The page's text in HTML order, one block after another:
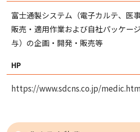
富士通製システム（電子カルテ、医
販売・適用作業および自社パッケー
与）の企画・開発・販売等
HP
https://www.sdcns.co.jp/